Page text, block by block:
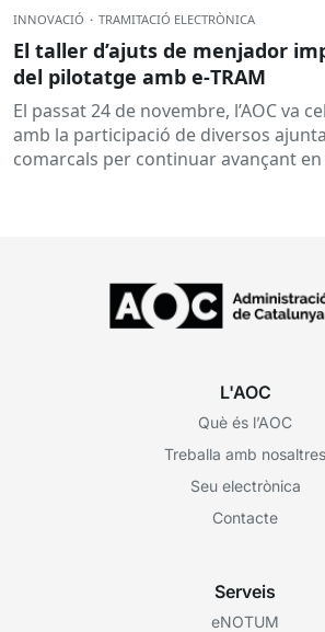
INNOVACIÓ · TRAMITACIÓ ELECTRÒNICA
El taller d’ajuts de menjador
del pilotatge amb e‑TRAM
El passat 24 de novembre, l’AOC va
amb la participació de diversos
comarcals per continuar avançant
L'AOC
Què és l’AOC
Treballa amb nosaltres
Seu electrònica
Contacte
Serveis
eNOTUM